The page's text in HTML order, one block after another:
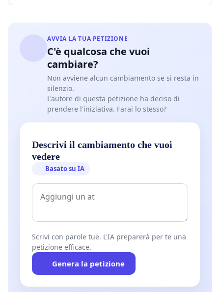
AVVIA LA TUA PETIZIONE
C'è qualcosa che vuoi
cambiare?
Non avviene alcun cambiamento se si resta in
silenzio.
L'autore di questa petizione ha deciso di
prendere l'iniziativa. Farai lo stesso?
Descrivi il cambiamento che vuoi
vedere
Basato su IA
Scrivi con parole tue. L'IA preparerà per te una
petizione efficace.
Genera la petizione